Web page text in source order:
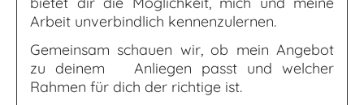
Arbeit unverbindlich kennenzulernen.
Gemeinsam schauen wir, ob mein Angebot
zu deinem Anliegen passt und welcher
Rahmen für dich der richtige ist.